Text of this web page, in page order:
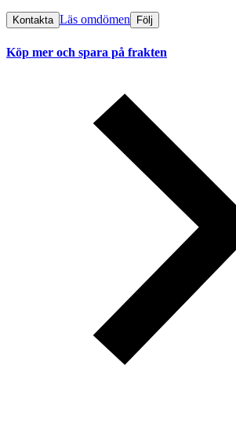
Kontakta Läs omdömen Följ
Köp mer och spara på frakten